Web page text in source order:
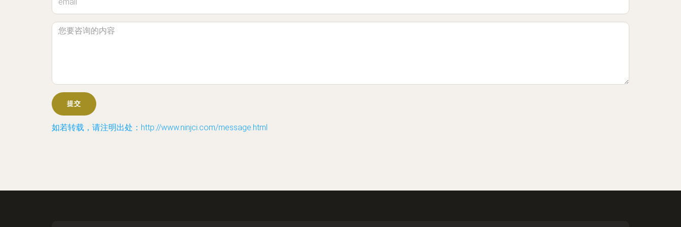
如若转载，请注明出处：http://www.ninjci.com/message.html